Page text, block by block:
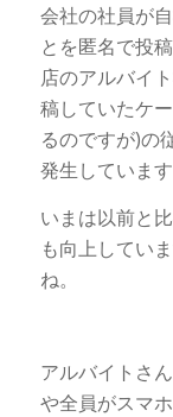
会社の社員が
とを匿名で投
店のアルバイ
稿していたケ
るのですが)の
発生しています
いまは以前と
も向上してい
ね。
アルバイトさ
や全員がスマ